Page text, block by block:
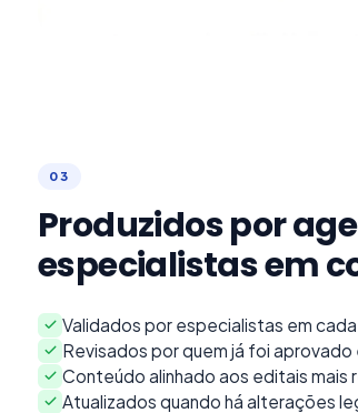
03
Produzidos por
especialistas em
Validados por especialistas em
Revisados por quem já foi
Conteúdo alinhado aos editais mais
Atualizados quando há alterações